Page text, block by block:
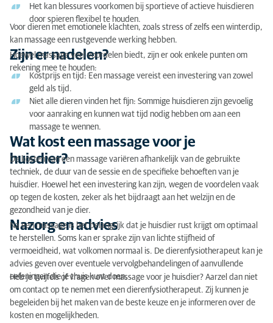
Het kan blessures voorkomen bij sportieve of actieve huisdieren
door spieren flexibel te houden.
Voor dieren met emotionele klachten, zoals stress of zelfs een winterdip,
kan massage een rustgevende werking hebben.
Zijn er nadelen?
Hoewel massage veel voordelen biedt, zijn er ook enkele punten om
rekening mee te houden:
Kostprijs en tijd: Een massage vereist een investering van zowel
geld als tijd.
Niet alle dieren vinden het fijn: Sommige huisdieren zijn gevoelig
voor aanraking en kunnen wat tijd nodig hebben om aan een
massage te wennen.
Wat kost een massage voor je
huisdier?
De kosten van een massage variëren afhankelijk van de gebruikte
techniek, de duur van de sessie en de specifieke behoeften van je
huisdier. Hoewel het een investering kan zijn, wegen de voordelen vaak
op tegen de kosten, zeker als het bijdraagt aan het welzijn en de
gezondheid van je dier.
Nazorg en advies
Na een massage is het belangrijk dat je huisdier rust krijgt om optimaal
te herstellen. Soms kan er sprake zijn van lichte stijfheid of
vermoeidheid, wat volkomen normaal is. De dierenfysiotherapeut kan je
advies geven over eventuele vervolgbehandelingen of aanvullende
oefeningen die je thuis kunt doen.
Heb je twijfels of vragen over massage voor je huisdier? Aarzel dan niet
om contact op te nemen met een dierenfysiotherapeut. Zij kunnen je
begeleiden bij het maken van de beste keuze en je informeren over de
kosten en mogelijkheden.